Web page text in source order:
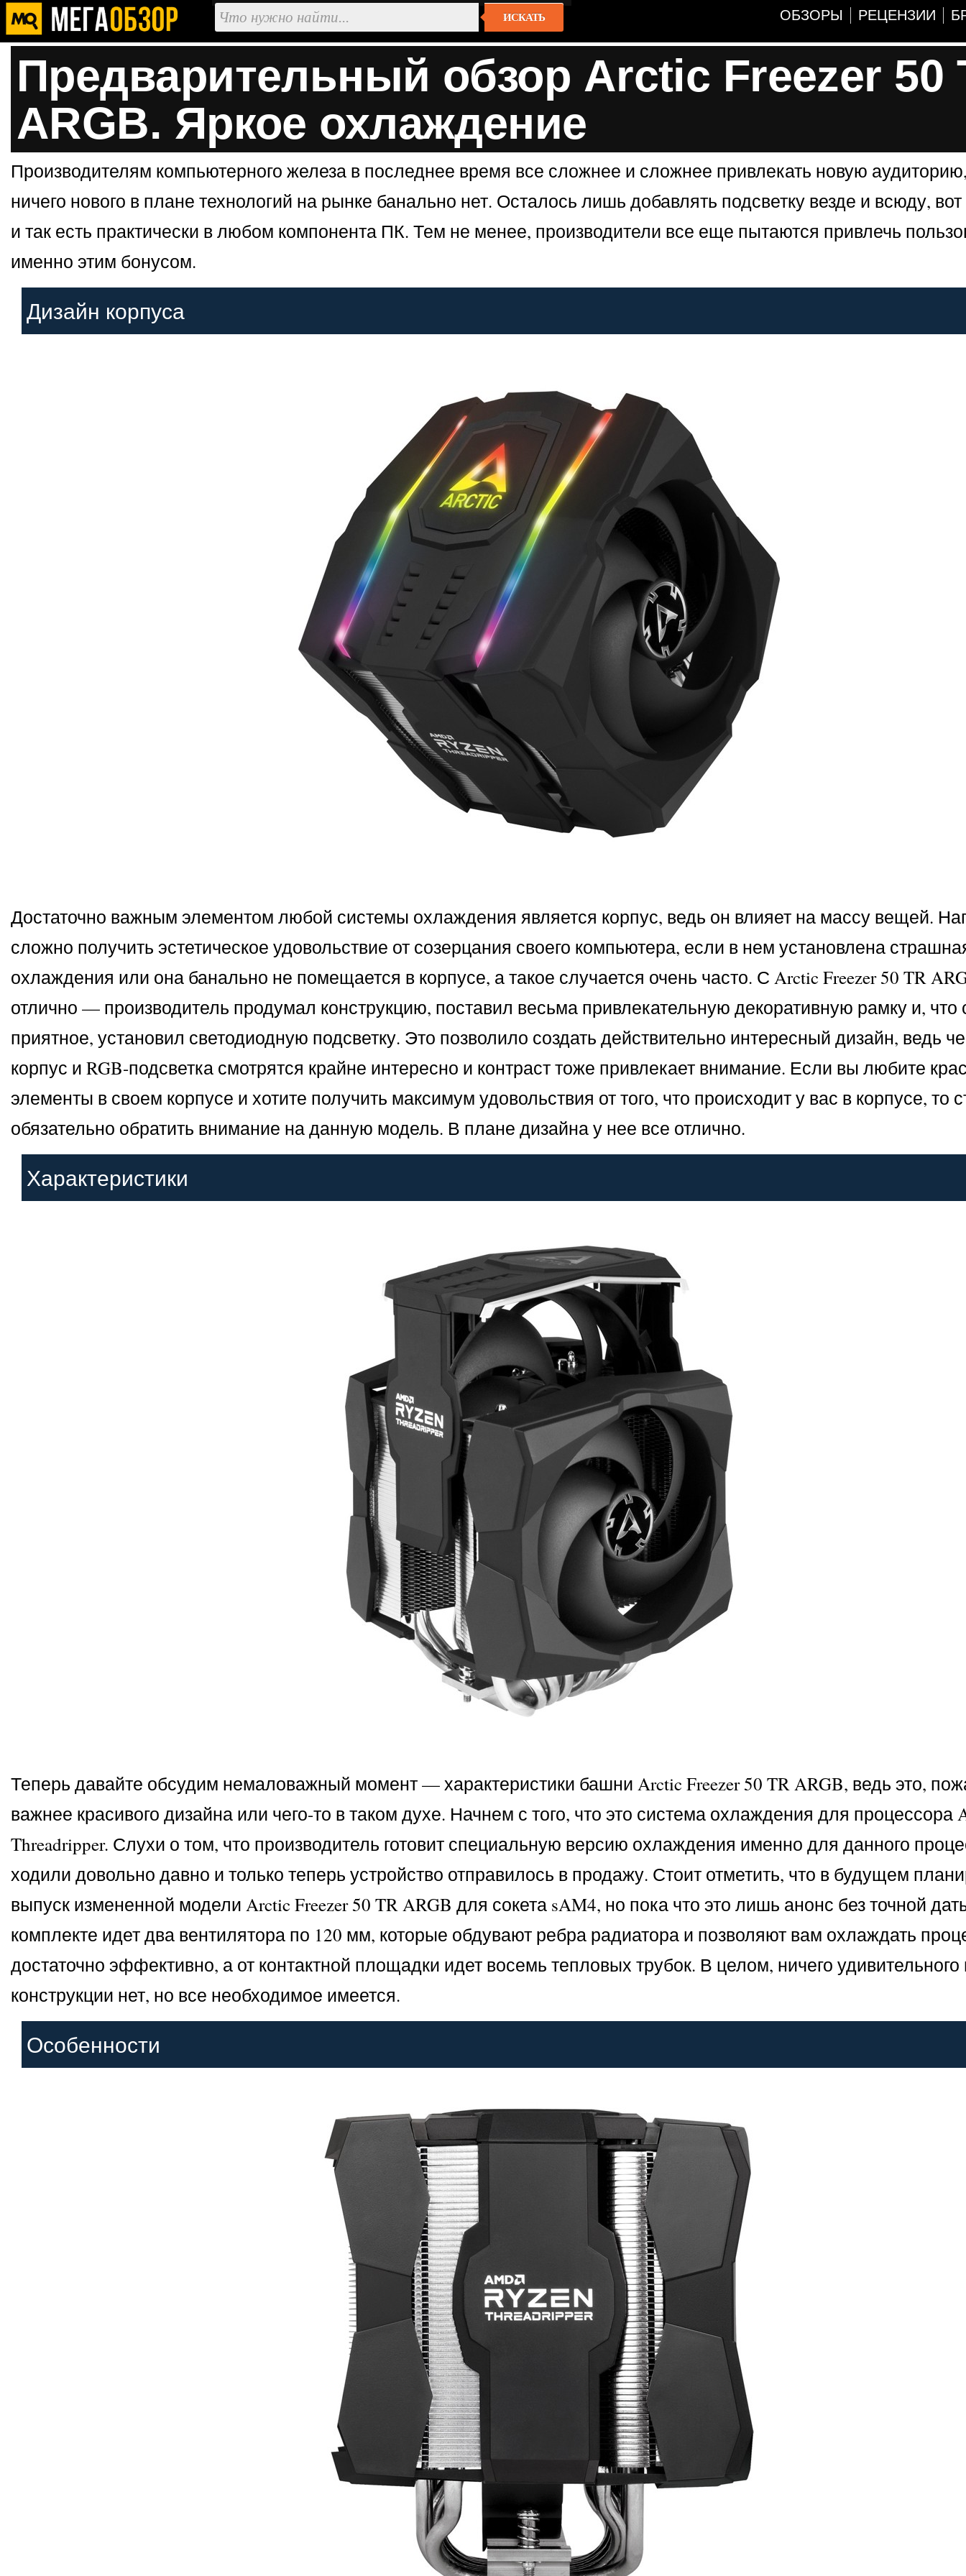
ИСКАТЬ ОБЗОРЫ РЕЦЕНЗИИ
Предварительный обзор Arctic Freezer 50
ARGB. Яркое охлаждение
Производителям компьютерного железа в последнее время все сложнее и сложнее привлекать новую
ничего нового в плане технологий на рынке банально нет. Осталось лишь добавлять подсветку везде и всюду,
и так есть практически в любом компонента ПК. Тем не менее, производители все еще пытаются привлечь
именно этим бонусом.
Дизайн корпуса
Достаточно важным элементом любой системы охлаждения является корпус, ведь он влияет на массу вещей.
сложно получить эстетическое удовольствие от созерцания своего компьютера, если в нем установлена
охлаждения или она банально не помещается в корпусе, а такое случается очень часто. С Arctic Freezer 50 TR
отлично — производитель продумал конструкцию, поставил весьма привлекательную декоративную рамку и, что
приятное, установил светодиодную подсветку. Это позволило создать действительно интересный дизайн, ведь
корпус и RGB-подсветка смотрятся крайне интересно и контраст тоже привлекает внимание. Если вы любите
элементы в своем корпусе и хотите получить максимум удовольствия от того, что происходит у вас в корпусе, то
обязательно обратить внимание на данную модель. В плане дизайна у нее все отлично.
Характеристики
Теперь давайте обсудим немаловажный момент — характеристики башни Arctic Freezer 50 TR ARGB, ведь это,
важнее красивого дизайна или чего-то в таком духе. Начнем с того, что это система охлаждения для процессора
Threadripper. Слухи о том, что производитель готовит специальную версию охлаждения именно для данного
ходили довольно давно и только теперь устройство отправилось в продажу. Стоит отметить, что в будущем
выпуск измененной модели Arctic Freezer 50 TR ARGB для сокета sAM4, но пока что это лишь анонс без точной
комплекте идет два вентилятора по 120 мм, которые обдувают ребра радиатора и позволяют вам охлаждать
достаточно эффективно, а от контактной площадки идет восемь тепловых трубок. В целом, ничего удивительного
конструкции нет, но все необходимое имеется.
Особенности